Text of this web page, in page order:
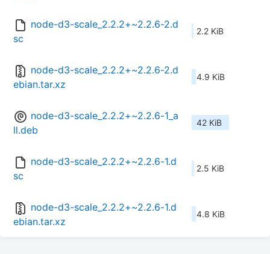
node-d3-scale_2.2.2+~2.2.6-2.d
sc
2.2 KiB
node-d3-scale_2.2.2+~2.2.6-2.d
ebian.tar.xz
4.9 KiB
node-d3-scale_2.2.2+~2.2.6-1_a
ll.deb
42 KiB
node-d3-scale_2.2.2+~2.2.6-1.d
sc
2.5 KiB
node-d3-scale_2.2.2+~2.2.6-1.d
ebian.tar.xz
4.8 KiB